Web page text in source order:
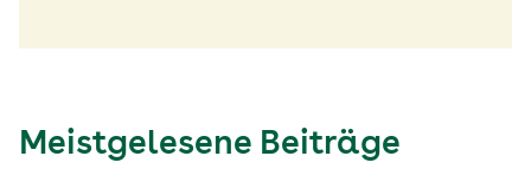
Meistgelesene Beiträge